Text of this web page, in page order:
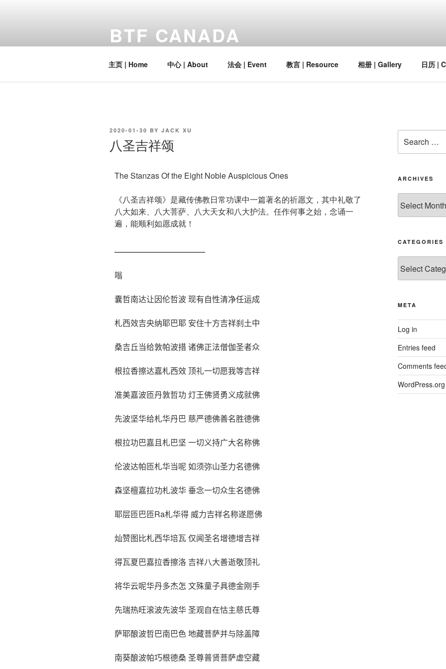
BTF CANADA
主页 | Home 中心 | About 法会 | Event 教言 | Resource 相册 | Gallery 日历 |
2020-01-30 BY JACK XU
八圣吉祥颂
The Stanzas Of the Eight Noble Auspicious Ones
《八圣吉祥颂》是藏传佛教日常功课中一篇著名的祈愿文，其中礼敬了
八大如来、八大菩萨、八大天女和八大护法。任作何事之始，念诵一
遍，能顺利如愿成就！
———————
嗡
囊哲南达让因伦哲波 现有自性清净任运成
札西效吉央纳耶巴耶 安住十方吉祥刹土中
桑吉丘当给敦帕波措 诸佛正法僧伽圣者众
根拉香擦达嘉札西效 顶礼一切愿我等吉祥
准美嘉波匝丹敦哲功 灯王佛贤勇义成就佛
先波坚华给札华丹巴 慈严德佛善名胜德佛
根拉功巴嘉且札巴坚 一切义持广大名称佛
伦波达帕匝札华当呢 如须弥山圣力名德佛
森坚檀嘉拉功札波华 垂念一切众生名德佛
耶层匝巴匝Ra札华得 威力吉祥名称遂愿佛
灿赞图比札西华培瓦 仅闻圣名增德增吉祥
得瓦夏巴嘉拉香擦洛 吉祥八大善逝敬顶礼
将华云呢华丹多杰怎 文殊童子具德金刚手
先瑞热旺滚波先波华 圣观自在怙主慈氏尊
萨耶酿波哲巴南巴色 地藏菩萨并与除盖障
南葵酿波帕巧根德桑 圣尊普贤菩萨虚空藏
ARCHIVES
CATEGORIES
META
Log in
Entries feed
Comments
WordPress.org